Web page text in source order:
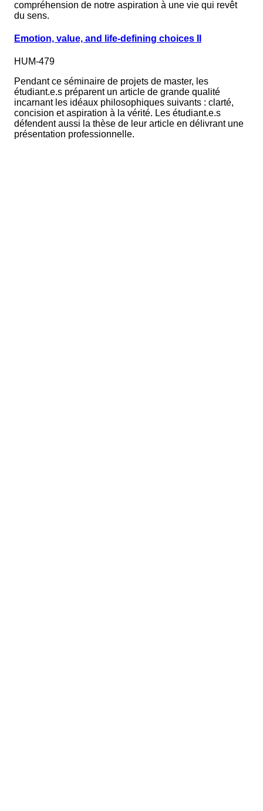
compréhension de notre aspiration à une vie qui revêt
du sens.
Emotion, value, and life-defining choices II
HUM-479
Pendant ce séminaire de projets de master, les
étudiant.e.s préparent un article de grande qualité
incarnant les idéaux philosophiques suivants : clarté,
concision et aspiration à la vérité. Les étudiant.e.s
défendent aussi la thèse de leur article en délivrant une
présentation professionnelle.